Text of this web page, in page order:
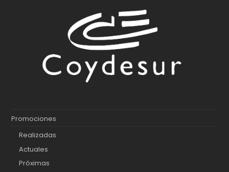
Promociones
Realizadas
Actuales
Próximas